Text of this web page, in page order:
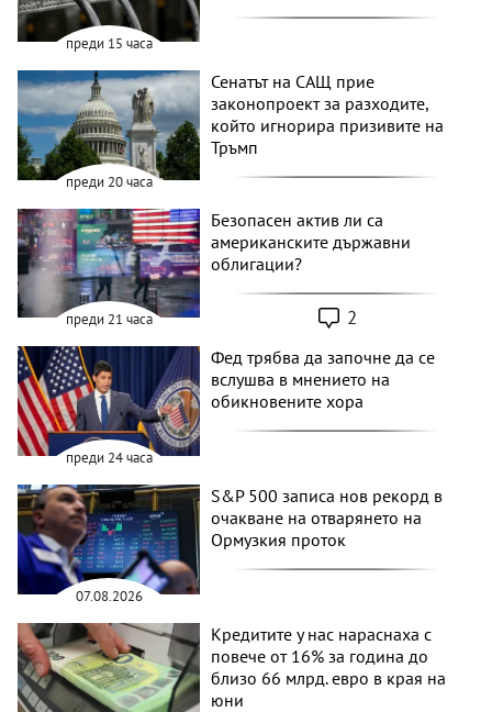
преди 15 часа
преди 20 часа
Сенатът на САЩ прие
законопроект за разходите,
който игнорира призивите на
Тръмп
преди 21 часа
Безопасен актив ли са
американските държавни
облигации?
2
преди 24 часа
Фед трябва да започне да се
вслушва в мнението на
обикновените хора
07.08.2026
S&P 500 записа нов рекорд в
очакване на отварянето на
Ормузкия проток
Кредитите у нас нараснаха с
повече от 16% за година до
близо 66 млрд. евро в края на
юни